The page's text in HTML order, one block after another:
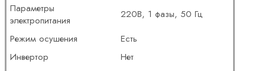
Параметры
электропитания
220В, 1 фазы, 50 Гц
Режим осушения
Есть
Инвертор
Нет